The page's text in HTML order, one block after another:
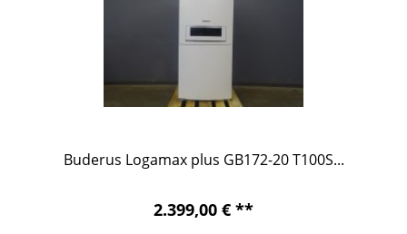
Buderus Logamax plus GB172-20 T100S...
2.399,00 € **